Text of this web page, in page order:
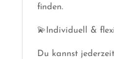
finden.
💫Individuell &
Du kannst